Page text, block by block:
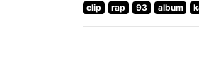
clip rap 93 album